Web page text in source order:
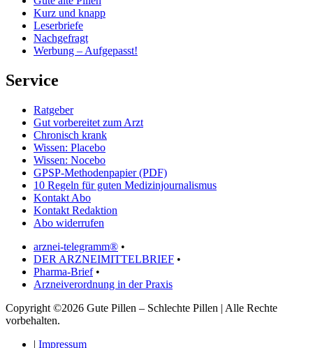
Kurz und knapp
Leserbriefe
Nachgefragt
Werbung – Aufgepasst!
Service
Ratgeber
Gut vorbereitet zum Arzt
Chronisch krank
Wissen: Placebo
Wissen: Nocebo
GPSP-Methodenpapier (PDF)
10 Regeln für guten Medizinjournalismus
Kontakt Abo
Kontakt Redaktion
Abo widerrufen
arznei-telegramm® •
DER ARZNEIMITTELBRIEF •
Pharma-Brief•
Arzneiverordnung in der Praxis
Copyright ©2026 Gute Pillen – Schlechte Pillen | Alle Rechte
vorbehalten.
| Impressum